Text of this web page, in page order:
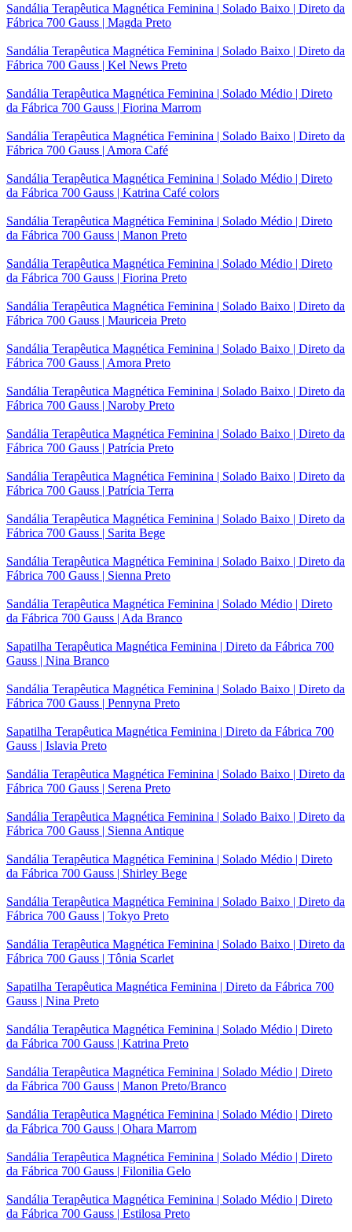
Sandália Terapêutica Magnética Feminina | Solado Baixo | Direto da
Fábrica 700 Gauss | Magda Preto
Sandália Terapêutica Magnética Feminina | Solado Baixo | Direto da
Fábrica 700 Gauss | Kel News Preto
Sandália Terapêutica Magnética Feminina | Solado Médio | Direto
da Fábrica 700 Gauss | Fiorina Marrom
Sandália Terapêutica Magnética Feminina | Solado Baixo | Direto da
Fábrica 700 Gauss | Amora Café
Sandália Terapêutica Magnética Feminina | Solado Médio | Direto
da Fábrica 700 Gauss | Katrina Café colors
Sandália Terapêutica Magnética Feminina | Solado Médio | Direto
da Fábrica 700 Gauss | Manon Preto
Sandália Terapêutica Magnética Feminina | Solado Médio | Direto
da Fábrica 700 Gauss | Fiorina Preto
Sandália Terapêutica Magnética Feminina | Solado Baixo | Direto da
Fábrica 700 Gauss | Mauriceia Preto
Sandália Terapêutica Magnética Feminina | Solado Baixo | Direto da
Fábrica 700 Gauss | Amora Preto
Sandália Terapêutica Magnética Feminina | Solado Baixo | Direto da
Fábrica 700 Gauss | Naroby Preto
Sandália Terapêutica Magnética Feminina | Solado Baixo | Direto da
Fábrica 700 Gauss | Patrícia Preto
Sandália Terapêutica Magnética Feminina | Solado Baixo | Direto da
Fábrica 700 Gauss | Patrícia Terra
Sandália Terapêutica Magnética Feminina | Solado Baixo | Direto da
Fábrica 700 Gauss | Sarita Bege
Sandália Terapêutica Magnética Feminina | Solado Baixo | Direto da
Fábrica 700 Gauss | Sienna Preto
Sandália Terapêutica Magnética Feminina | Solado Médio | Direto
da Fábrica 700 Gauss | Ada Branco
Sapatilha Terapêutica Magnética Feminina | Direto da Fábrica 700
Gauss | Nina Branco
Sandália Terapêutica Magnética Feminina | Solado Baixo | Direto da
Fábrica 700 Gauss | Pennyna Preto
Sapatilha Terapêutica Magnética Feminina | Direto da Fábrica 700
Gauss | Islavia Preto
Sandália Terapêutica Magnética Feminina | Solado Baixo | Direto da
Fábrica 700 Gauss | Serena Preto
Sandália Terapêutica Magnética Feminina | Solado Baixo | Direto da
Fábrica 700 Gauss | Sienna Antique
Sandália Terapêutica Magnética Feminina | Solado Médio | Direto
da Fábrica 700 Gauss | Shirley Bege
Sandália Terapêutica Magnética Feminina | Solado Baixo | Direto da
Fábrica 700 Gauss | Tokyo Preto
Sandália Terapêutica Magnética Feminina | Solado Baixo | Direto da
Fábrica 700 Gauss | Tônia Scarlet
Sapatilha Terapêutica Magnética Feminina | Direto da Fábrica 700
Gauss | Nina Preto
Sandália Terapêutica Magnética Feminina | Solado Médio | Direto
da Fábrica 700 Gauss | Katrina Preto
Sandália Terapêutica Magnética Feminina | Solado Médio | Direto
da Fábrica 700 Gauss | Manon Preto/Branco
Sandália Terapêutica Magnética Feminina | Solado Médio | Direto
da Fábrica 700 Gauss | Ohara Marrom
Sandália Terapêutica Magnética Feminina | Solado Médio | Direto
da Fábrica 700 Gauss | Filonilia Gelo
Sandália Terapêutica Magnética Feminina | Solado Médio | Direto
da Fábrica 700 Gauss | Estilosa Preto